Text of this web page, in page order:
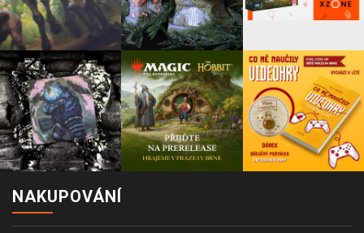
NAKUPOVÁNÍ